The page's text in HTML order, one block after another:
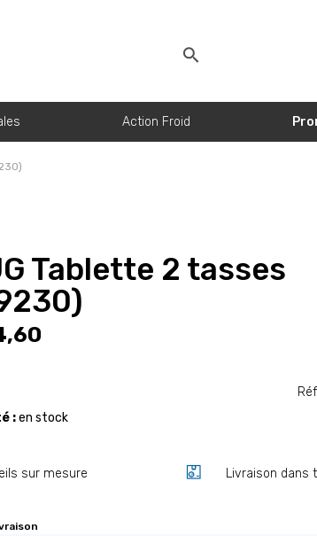
Action Froid
Tablette 2 tasses
:en stock
sur mesure Livraison dans